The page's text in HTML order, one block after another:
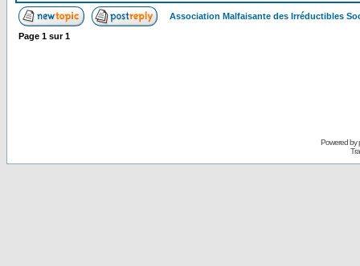
Association Malfaisante des Irréductibles
Page 1 sur1
Powered by